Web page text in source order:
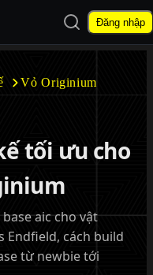
Mở tìm kiếmĐăng nhập
Vỏ Originium
tối ưu cho
aic cho vật
Endfield, cách build
từ newbie tới